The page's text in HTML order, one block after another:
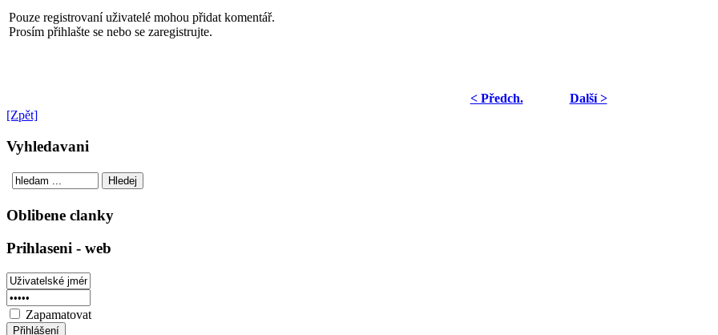
Pouze registrovaní uživatelé mohou přidat komentář.
Prosím přihlašte se nebo se zaregistrujte.
< Předch.
Další >
[Zpět]
Vyhledavani
Oblibene clanky
Prihlaseni - web
Zapamatovat